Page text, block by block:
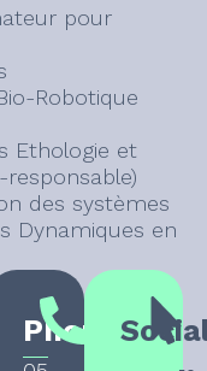
Phone
pour
Robotique
Ethologie et
des systèmes
Dynamiques en